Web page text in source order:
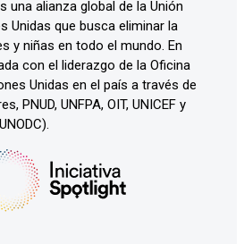
una alianza global de la Unión
Unidas que busca eliminar la
y niñas en todo el mundo. En
con el liderazgo de la Oficina
Unidas en el país a través de
PNUD, UNFPA, OIT, UNICEF y
UNODC).